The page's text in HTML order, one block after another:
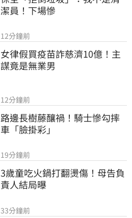
潔員！下場慘
12分鐘前
女律假買疫苗詐慈濟10億！主
謀竟是無業男
12分鐘前
路邊長樹藤釀禍！騎士慘勾摔
車「臉掛彩」
19分鐘前
3歲童吃火鍋打翻燙傷！母告負
責人結局曝
33分鐘前